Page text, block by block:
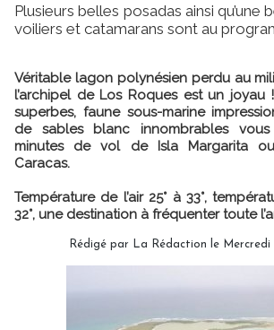
Plusieurs belles posadas ainsi qu’une
voiliers et catamarans sont au
Véritable lagon polynésien perdu au
l’archipel de Los Roques est un joyau
superbes, faune sous-marine
de sables blanc innombrables
minutes de vol de Isla Margarita
Caracas.
Température de l’air 25° à 33°,
32°, une destination à fréquenter toute
Rédigé par La Rédaction le